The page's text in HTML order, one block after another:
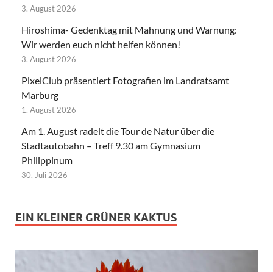
3. August 2026
Hiroshima- Gedenktag mit Mahnung und Warnung:
Wir werden euch nicht helfen können!
3. August 2026
PixelClub präsentiert Fotografien im Landratsamt
Marburg
1. August 2026
Am 1. August radelt die Tour de Natur über die
Stadtautobahn – Treff 9.30 am Gymnasium
Philippinum
30. Juli 2026
EIN KLEINER GRÜNER KAKTUS